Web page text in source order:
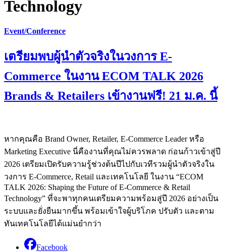
Technology
Event/Conference
เตรียมพบผู้นำตัวจริงในวงการ E-
Commerce ในงาน ECOM TALK 2026
Brands & Retailers เข้างานฟรี! 21 ม.ค. นี้
หากคุณคือ Brand Owner, Retailer, E-Commerce Leader หรือ
Marketing Executive นี่คืองานที่คุณไม่ควรพลาด ก่อนก้าวเข้าสู่ปี
2026 เตรียมเปิดรับความรู้ช่วงต้นปีไปกับเวทีรวมผู้นำตัวจริงใน
วงการ E-Commerce, Retail และเทคโนโลยี ในงาน “ECOM
TALK 2026: Shaping the Future of E-Commerce & Retail
Technology” ที่จะพาทุกคนเตรียมความพร้อมสู่ปี 2026 อย่างเป็น
ระบบและยั่งยืนมากขึ้น พร้อมเข้าใจผู้บริโภค ปรับตัว และตาม
ทันเทคโนโลยีได้แม่นยำกว่า
Facebook